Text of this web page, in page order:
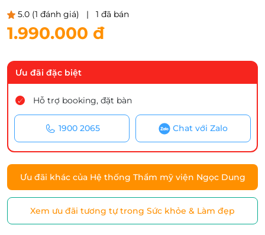
5.0 (1 đánh giá) | 1 đã bán
1.990.000 đ
Ưu đãi đặc biệt
Hỗ trợ booking, đặt bàn
1900 2065 Chat với Zalo
Ưu đãi khác của Hệ thống Thẩm mỹ viện Ngọc Dung
Xem ưu đãi tương tự trong Sức khỏe & Làm đẹp